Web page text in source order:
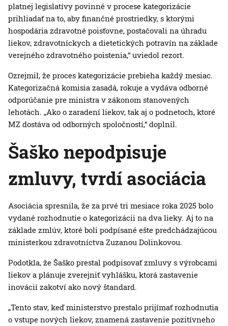
platnej legislatívy povinné v procese kategorizácie
prihliadať na to, aby finančné prostriedky, s ktorými
hospodária zdravotné poisťovne, postačovali na úhradu
liekov, zdravotníckych a dietetických potravín na základe
verejného zdravotného poistenia,“ uviedol rezort.
Ozrejmil, že proces kategorizácie prebieha každý mesiac.
Kategorizačná komisia zasadá, rokuje a vydáva odborné
odporúčanie pre ministra v zákonom stanovených
lehotách. „Ako o zaradení liekov, tak aj o podnetoch, ktoré
MZ dostáva od odborných spoločností,“ doplnil.
Šaško nepodpisuje
zmluvy, tvrdí asociácia
Asociácia spresnila, že za prvé tri mesiace roka 2025 bolo
vydané rozhodnutie o kategorizácii na dva lieky. Aj to na
základe zmlúv, ktoré boli podpísané ešte predchádzajúcou
ministerkou zdravotníctva Zuzanou Dolinkovou.
Podotkla, že Šaško prestal podpisovať zmluvy s výrobcami
liekov a plánuje zverejniť vyhlášku, ktorá zastavenie
inovácií zakotví ako nový štandard.
„Tento stav, keď ministerstvo prestalo prijímať rozhodnutia
o vstupe nových liekov, znamená zastavenie pozitívneho